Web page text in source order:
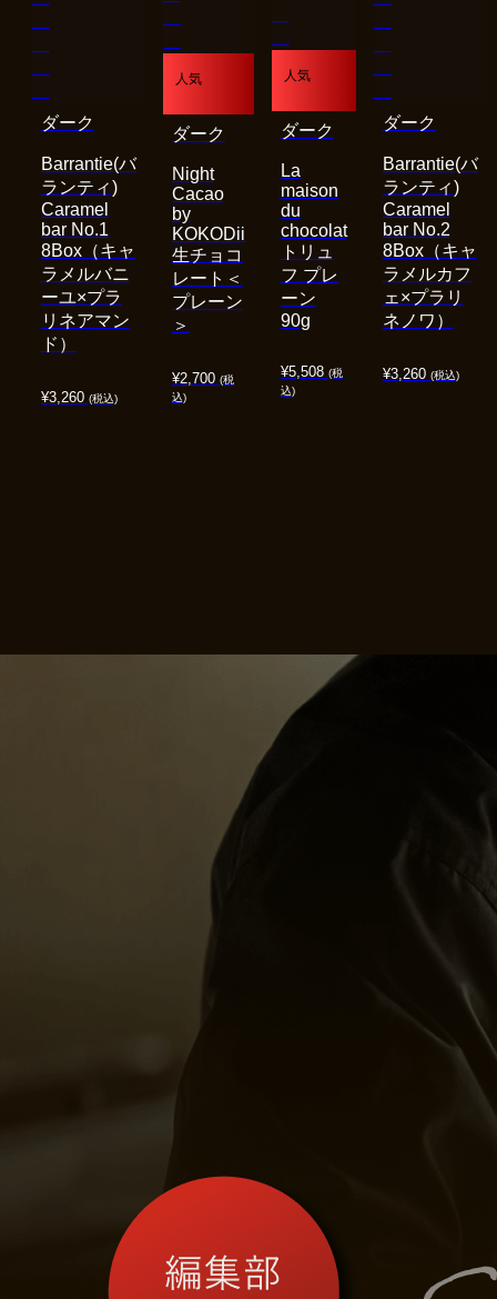
¥3,260 (税込)
Barrantie(バ
ランティ)
Caramel
bar No.1
8Box（キャ
ラメルバニ
ーユ×プラ
リネアマン
ド）
ダーク
人気
¥2,700 (税
込)
Night
Cacao
by
KOKODii
生チョコ
レート＜
プレーン
＞
ダーク
人気
¥5,508 (税
込)
La
maison
du
chocolat
トリュ
フ プレ
ーン
90g
ダーク
¥3,260 (税込)
Barrantie(バ
ランティ)
Caramel
bar No.2
8Box（キャ
ラメルカフ
ェ×プラリ
ネノワ）
ダーク